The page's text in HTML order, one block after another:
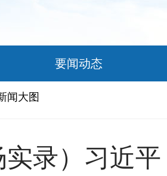
要闻动态
闻大图
实录）习近